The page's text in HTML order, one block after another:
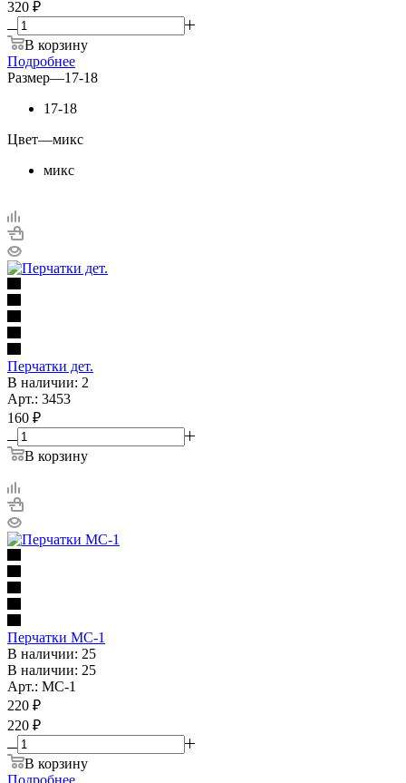
320 ₽
В корзину
Подробнее
Размер—17-18
17-18
Цвет—микс
микс
Перчатки дет.
В наличии: 2
Арт.: 3453
160 ₽
В корзину
Перчатки МС-1
В наличии: 25
В наличии: 25
Арт.: МС-1
220 ₽
220 ₽
В корзину
Подробнее